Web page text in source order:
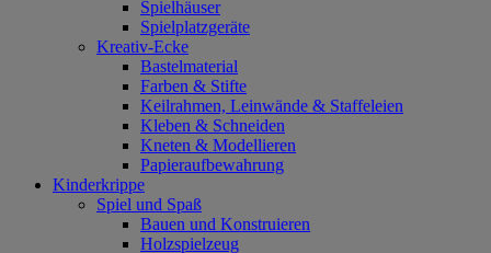
Spielhäuser
Spielplatzgeräte
Kreativ-Ecke
Bastelmaterial
Farben & Stifte
Keilrahmen, Leinwände & Staffeleien
Kleben & Schneiden
Kneten & Modellieren
Papieraufbewahrung
Kinderkrippe
Spiel und Spaß
Bauen und Konstruieren
Holzspielzeug